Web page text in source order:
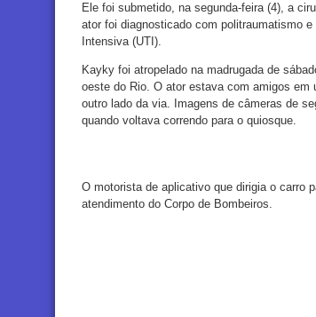
Ele foi submetido, na segunda-feira (4), a
ator foi diagnosticado com politraumatismo
Intensiva (UTI).
Kayky foi atropelado na madrugada de
oeste do Rio. O ator estava com amigos em
outro lado da via. Imagens de câmeras de
quando voltava correndo para o quiosque.
O motorista de aplicativo que dirigia o carro
atendimento do Corpo de Bombeiros.